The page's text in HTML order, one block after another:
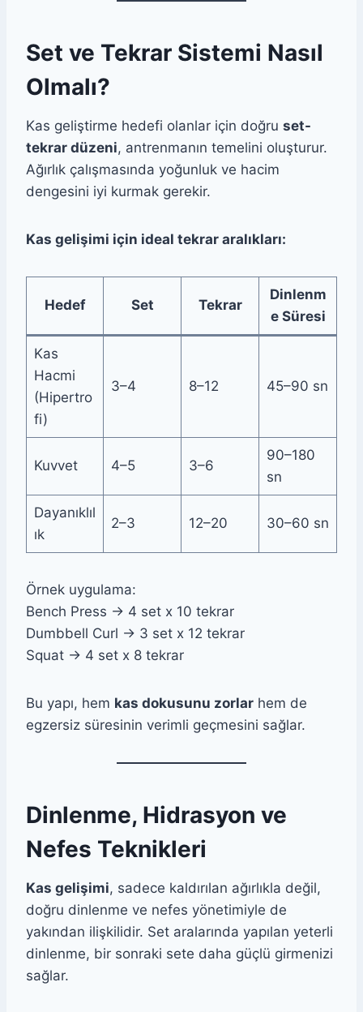
Set ve Tekrar Sistemi Nasıl
Olmalı?
Kas geliştirme hedefi olanlar için doğru set-
tekrar düzeni, antrenmanın temelini oluşturur.
Ağırlık çalışmasında yoğunluk ve hacim
dengesini iyi kurmak gerekir.
Kas gelişimi için ideal tekrar aralıkları:
Hedef Set Tekrar
Dinlenm
e Süresi
Kas
Hacmi
(Hipertro
fi)
3–4 8–12 45–90 sn
Kuvvet 4–5 3–6
90–180
sn
Dayanıklıl
ık
2–3 12–20 30–60 sn
Örnek uygulama:
Bench Press → 4 set x 10 tekrar
Dumbbell Curl → 3 set x 12 tekrar
Squat → 4 set x 8 tekrar
Bu yapı, hem kas dokusunu zorlar hem de
egzersiz süresinin verimli geçmesini sağlar.
Dinlenme, Hidrasyon ve
Nefes Teknikleri
Kas gelişimi, sadece kaldırılan ağırlıkla değil,
doğru dinlenme ve nefes yönetimiyle de
yakından ilişkilidir. Set aralarında yapılan yeterli
dinlenme, bir sonraki sete daha güçlü girmenizi
sağlar.